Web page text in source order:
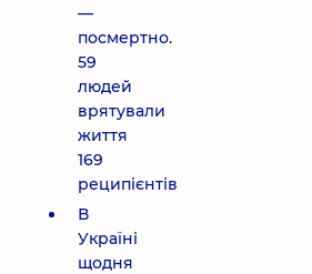
—
посмертно.
59
людей
врятували
життя
169
реципієнтів
В
Україні
щодня